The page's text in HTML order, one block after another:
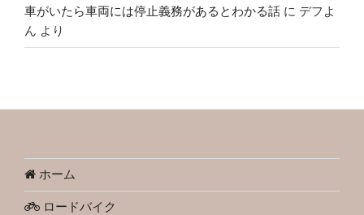
車がいたら車両には停止義務があるとわかる話 に デフよ
ん より
ホーム
ロードバイク